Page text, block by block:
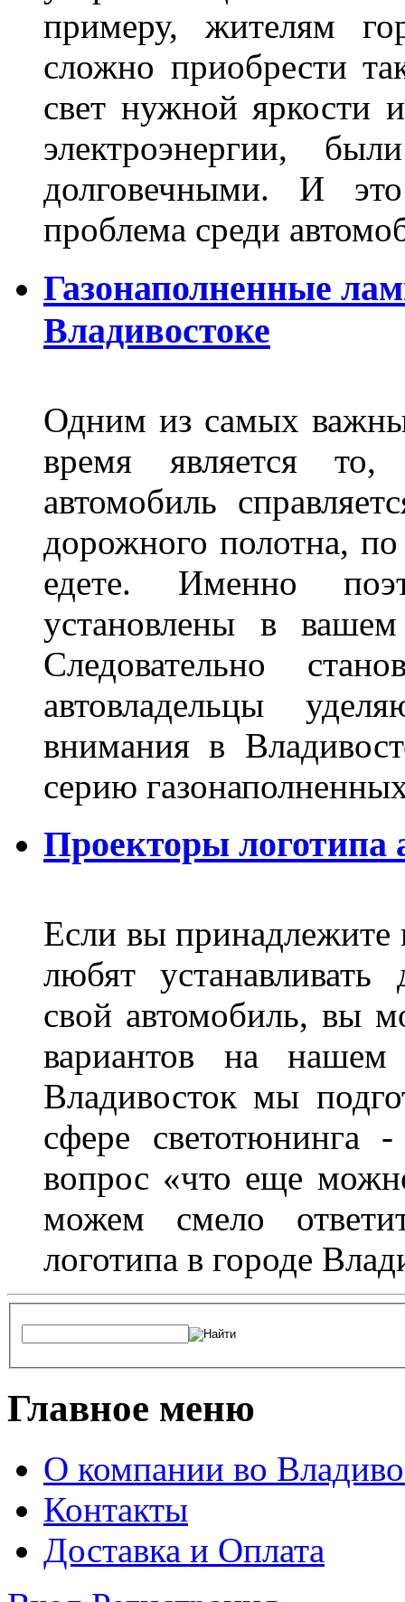
примеру, жителям
сложно приобрести
свет нужной яркости
электроэнергии,
долговечными. И
проблема среди
Газонаполненные
Владивостоке
Одним из самых
время является то,
автомобиль
дорожного полотна,
едете. Именно
установлены в
Следовательно
автовладельцы
внимания в
серию
Проекторы логотипа
Если вы принадлежите
любят устанавливать
свой автомобиль, вы
вариантов на
Владивосток мы
сфере светотюнинга
вопрос «что еще
можем смело
логотипа в городе
Главное меню
О компании во
Контакты
Доставка и Оплата